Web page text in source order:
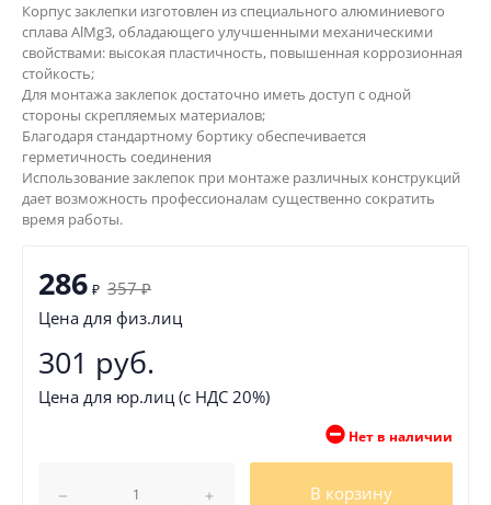
Корпус заклепки изготовлен из специального алюминиевого
сплава AlMg3, обладающего улучшенными механическими
свойствами: высокая пластичность, повышенная коррозионная
стойкость;
Для монтажа заклепок достаточно иметь доступ с одной
стороны скрепляемых материалов;
Благодаря стандартному бортику обеспечивается
герметичность соединения
Использование заклепок при монтаже различных конструкций
дает возможность профессионалам существенно сократить
время работы.
286 ₽ 357 ₽
Цена для физ.лиц
301 руб.
Цена для юр.лиц (с НДС 20%)
Нет в наличии
В корзину